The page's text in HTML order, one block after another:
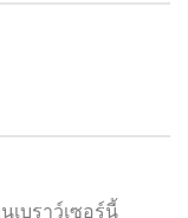
เบราว์เซอร์นี้